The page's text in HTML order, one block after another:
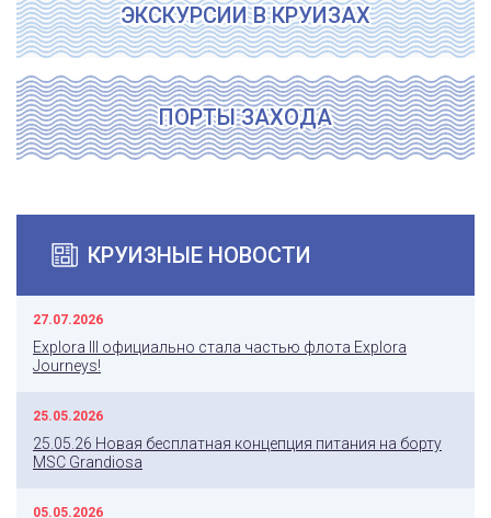
ЭКСКУРСИИ В КРУИЗАХ
ПОРТЫ ЗАХОДА
КРУИЗНЫЕ НОВОСТИ
27.07.2026
Explora III официально стала частью флота Explora
Journeys!
25.05.2026
25.05.26 Новая бесплатная концепция питания на борту
MSC Grandiosa
05.05.2026